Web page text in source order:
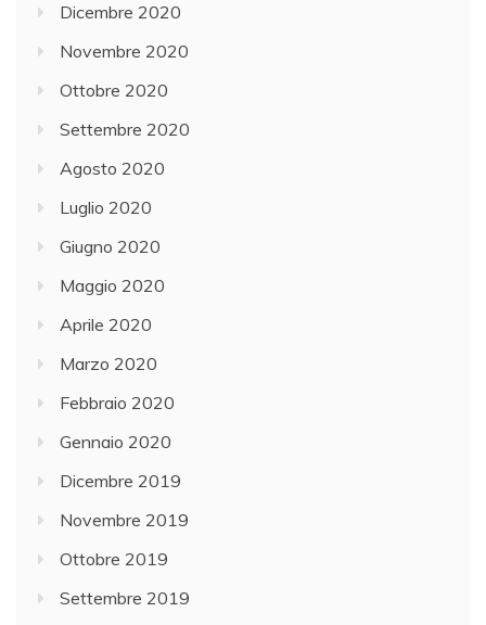
Dicembre 2020
Novembre 2020
Ottobre 2020
Settembre 2020
Agosto 2020
Luglio 2020
Giugno 2020
Maggio 2020
Aprile 2020
Marzo 2020
Febbraio 2020
Gennaio 2020
Dicembre 2019
Novembre 2019
Ottobre 2019
Settembre 2019